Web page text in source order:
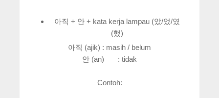
아직 + 안 + kata kerja lampau (았/었/였
(했)
아직 (ajik) : masih / belum
안 (an) : tidak
Contoh: